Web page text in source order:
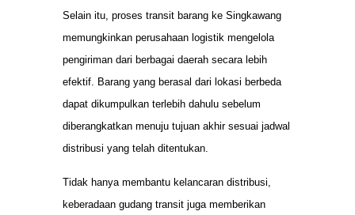
Selain itu, proses transit barang ke Singkawang
memungkinkan perusahaan logistik mengelola
pengiriman dari berbagai daerah secara lebih
efektif. Barang yang berasal dari lokasi berbeda
dapat dikumpulkan terlebih dahulu sebelum
diberangkatkan menuju tujuan akhir sesuai jadwal
distribusi yang telah ditentukan.
Tidak hanya membantu kelancaran distribusi,
keberadaan gudang transit juga memberikan